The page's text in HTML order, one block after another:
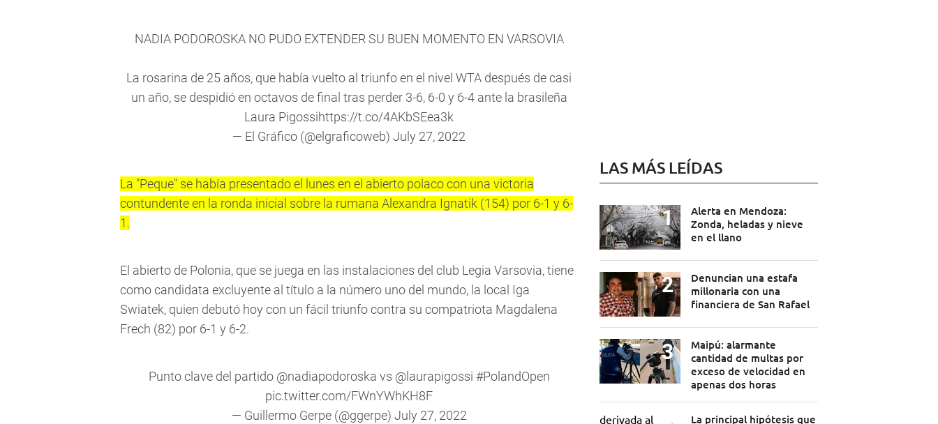
NADIA PODOROSKA NO PUDO EXTENDER SU BUEN MOMENTO EN VARSOVIA
La rosarina de 25 años, que había vuelto al triunfo en el nivel WTA después de casi
un año, se despidió en octavos de final tras perder 3-6, 6-0 y 6-4 ante la brasileña
Laura Pigossihttps://t.co/4AKbSEea3k
— El Gráfico (@elgraficoweb)July 27, 2022
La "Peque" se había presentado el lunes en el abierto polaco con una victoria
contundente en la ronda inicial sobre la rumana Alexandra Ignatik (154) por 6-1 y 6-
1.
El abierto de Polonia, que se juega en las instalaciones del club Legia Varsovia, tiene
como candidata excluyente al título a la número uno del mundo, la local Iga
Swiatek, quien debutó hoy con un fácil triunfo contra su compatriota Magdalena
Frech (82) por 6-1 y 6-2.
Punto clave del partido @nadiapodoroska vs @laurapigossi #PolandOpen
pic.twitter.com/FWnYWhKH8F
— Guillermo Gerpe (@ggerpe) July 27, 2022
LAS MÁS LEÍDAS
Alerta en Mendoza:
Zonda, heladas y nieve
en el llano
Denuncian una estafa
millonaria con una
financiera de San Rafael
Maipú: alarmante
cantidad de multas por
exceso de velocidad en
apenas dos horas
La principal hipótesis que